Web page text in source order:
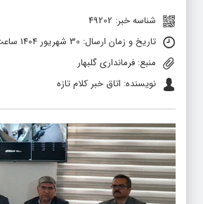
شناسه خبر: 49202
تاریخ و زمان ارسال: 30 شهریور 1404 ساعت 10:01
منبع: فرمانداری گلبهار
نویسنده: اتاق خبر کلام تازه